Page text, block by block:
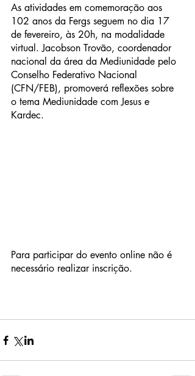
As atividades em comemoração aos
102 anos da Fergs seguem no dia 17
de fevereiro, às 20h, na modalidade
virtual. Jacobson Trovão, coordenador
nacional da área da Mediunidade pelo
Conselho Federativo Nacional
(CFN/FEB), promoverá reflexões sobre
o tema Mediunidade com Jesus e
Kardec.
Para participar do evento online não é
necessário realizar inscrição.